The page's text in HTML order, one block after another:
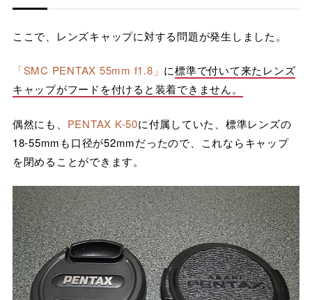
ここで、レンズキャップに対する問題が発生しました。
「SMC PENTAX 55mm f1.8」 に標準で付いて来たレンズ
キャップがフードを付けると装着できません。
偶然にも、 PENTAX K-50に付属していた、標準レンズの
18-55mmも口径が52mmだったので、これならキャップ
を閉めることができます。